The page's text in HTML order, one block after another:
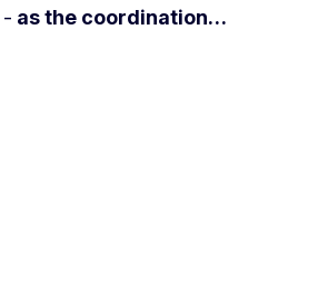
- as the coordination…